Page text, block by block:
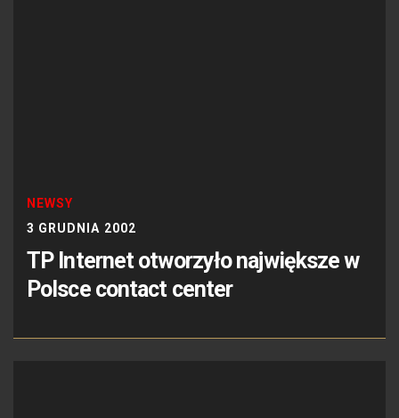
NEWSY
3 GRUDNIA 2002
TP Internet otworzyło największe w
Polsce contact center